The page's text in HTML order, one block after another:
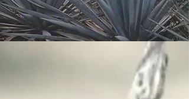
Boletin
informativo